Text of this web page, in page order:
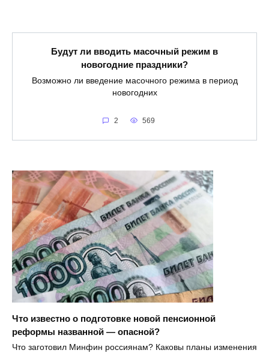
Будут ли вводить масочный режим в
новогодние праздники?
Возможно ли введение масочного режима в период
новогодних
2 569
Что известно о подготовке новой пенсионной
реформы названной — опасной?
Что заготовил Минфин россиянам? Каковы планы изменения